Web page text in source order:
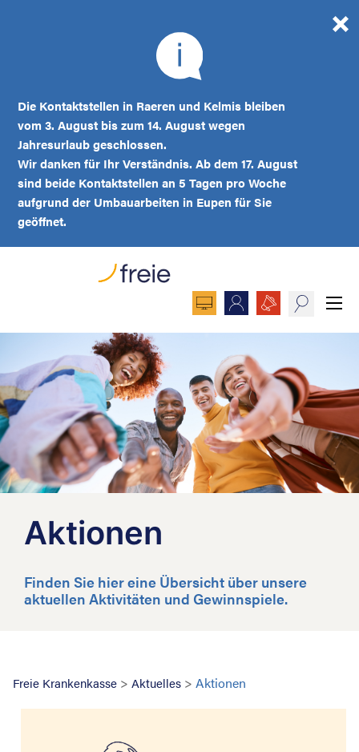
Die Kontaktstellen in Raeren und Kelmis bleiben
vom 3. August bis zum 14. August wegen
Jahresurlaub geschlossen.
Wir danken für Ihr Verständnis. Ab dem 17. August
sind beide Kontaktstellen an 5 Tagen pro Woche
aufgrund der Umbauarbeiten in Eupen für Sie
geöffnet.
Aktionen
Finden Sie hier eine Übersicht über unsere
aktuellen Aktivitäten und Gewinnspiele.
Freie Krankenkasse> Aktuelles> Aktionen